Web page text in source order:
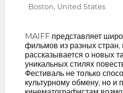
Boston, United States
MAIFF представляет
фильмов из разных стран,
рассказывается о новых
уникальных стилях
Фестиваль не только
культурному обмену, но и